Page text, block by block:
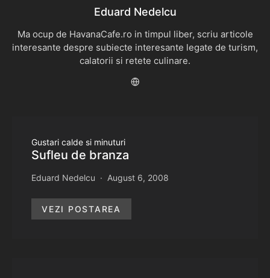
Eduard Nedelcu
Ma ocup de HavanaCafe.ro in timpul liber, scriu articole
interesante despre subiecte interesante legate de turism,
calatorii si retete culinare.
Gustari calde si minuturi
Sufleu de branza
Eduard Nedelcu August 6, 2008
VEZI POSTAREA